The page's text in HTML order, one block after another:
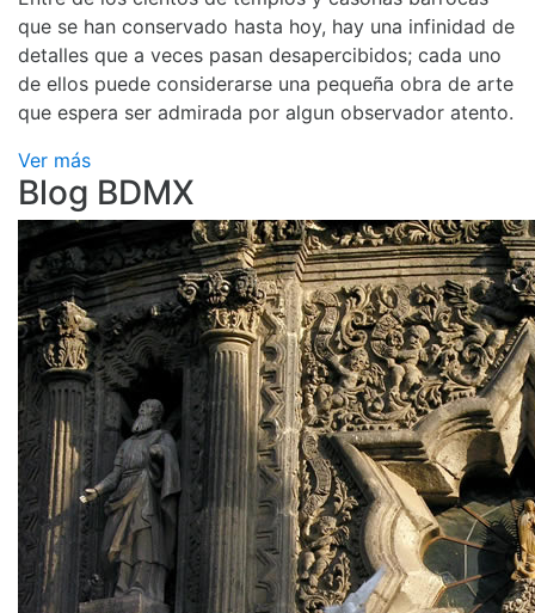
que se han conservado hasta hoy, hay una infinidad de
detalles que a veces pasan desapercibidos; cada uno
de ellos puede considerarse una pequeña obra de arte
que espera ser admirada por algun observador atento.
Ver más
Blog BDMX